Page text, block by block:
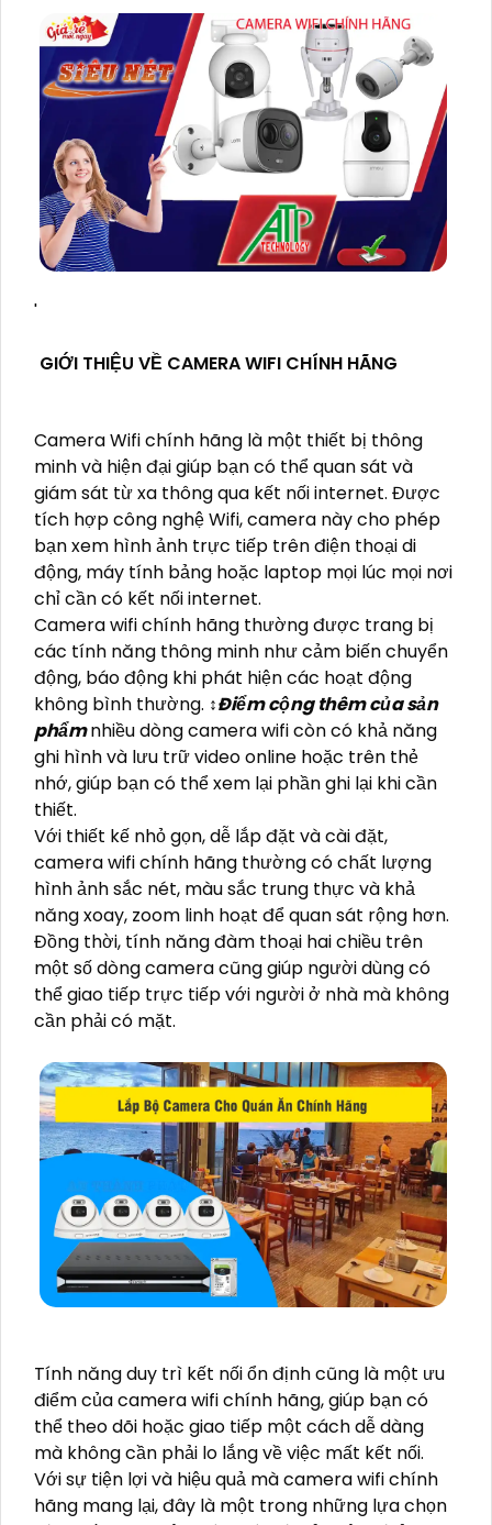
'
GIỚI THIỆU VỀ CAMERA WIFI CHÍNH HÃNG
Camera Wifi chính hãng là một thiết bị thông
minh và hiện đại giúp bạn có thể quan sát và
giám sát từ xa thông qua kết nối internet. Được
tích hợp công nghệ Wifi, camera này cho phép
bạn xem hình ảnh trực tiếp trên điện thoại di
động, máy tính bảng hoặc laptop mọi lúc mọi nơi
chỉ cần có kết nối internet.
Camera wifi chính hãng thường được trang bị
các tính năng thông minh như cảm biến chuyển
động, báo động khi phát hiện các hoạt động
không bình thường. ↕️Điểm cộng thêm của sản
phẩmnhiều dòng camera wifi còn có khả năng
ghi hình và lưu trữ video online hoặc trên thẻ
nhớ, giúp bạn có thể xem lại phần ghi lại khi cần
thiết.
Với thiết kế nhỏ gọn, dễ lắp đặt và cài đặt,
camera wifi chính hãng thường có chất lượng
hình ảnh sắc nét, màu sắc trung thực và khả
năng xoay, zoom linh hoạt để quan sát rộng hơn.
Đồng thời, tính năng đàm thoại hai chiều trên
một số dòng camera cũng giúp người dùng có
thể giao tiếp trực tiếp với người ở nhà mà không
cần phải có mặt.
Tính năng duy trì kết nối ổn định cũng là một ưu
điểm của camera wifi chính hãng, giúp bạn có
thể theo dõi hoặc giao tiếp một cách dễ dàng
mà không cần phải lo lắng về việc mất kết nối.
Với sự tiện lợi và hiệu quả mà camera wifi chính
hãng mang lại, đây là một trong những lựa chọn